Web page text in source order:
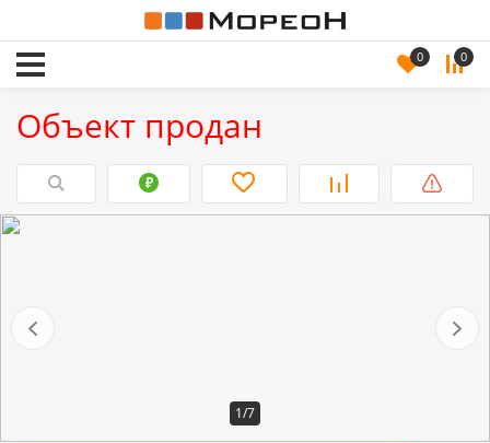
0 0
Объект продан
1/7